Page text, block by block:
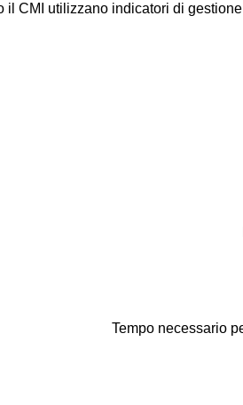
il CMI utilizzano indicatori di
Tempo necessario